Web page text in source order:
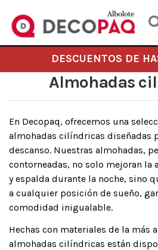
DESCUENTOS DE
Almohadas
En Decopaq, ofrecemos una
almohadas cilíndricas diseñadas
descanso. Nuestras almohadas,
contorneadas, no solo mejoran la
y espalda durante la noche, sino
a cualquier posición de sueño,
comodidad inigualable.
Hechas con materiales de la más
almohadas cilíndricas están